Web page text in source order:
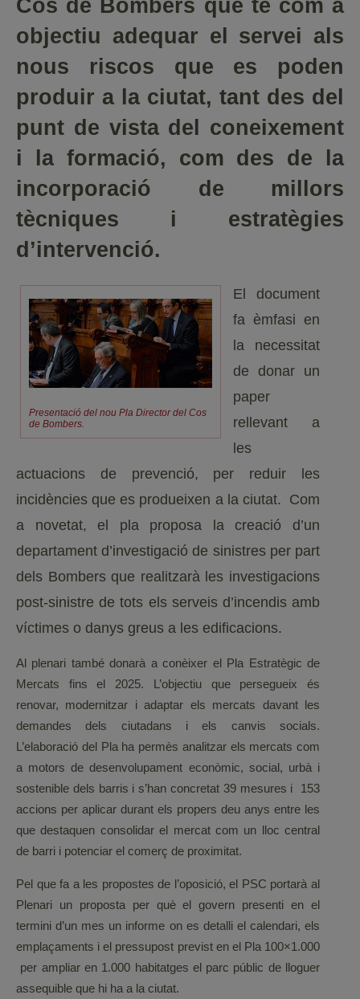
Cos de Bombers que té com a
objectiu adequar el servei als
nous riscos que es poden
produir a la ciutat, tant des del
punt de vista del coneixement
i la formació, com des de la
incorporació de millors
tècniques i estratègies
d’intervenció.
Presentació del nou Pla Director del Cos
de Bombers.
El document
fa èmfasi en
la necessitat
de donar un
paper
rellevant a
les
actuacions de prevenció, per reduir les
incidències que es produeixen a la ciutat. Com
a novetat, el pla proposa la creació d’un
departament d’investigació de sinistres per part
dels Bombers que realitzarà les investigacions
post-sinistre de tots els serveis d’incendis amb
víctimes o danys greus a les edificacions.
Al plenari també donarà a conèixer el Pla Estratègic de
Mercats fins el 2025. L’objectiu que persegueix és
renovar, modernitzar i adaptar els mercats davant les
demandes dels ciutadans i els canvis socials.
L’elaboració del Pla ha permès analitzar els mercats com
a motors de desenvolupament econòmic, social, urbà i
sostenible dels barris i s’han concretat 39 mesures i 153
accions per aplicar durant els propers deu anys entre les
que destaquen consolidar el mercat com un lloc central
de barri i potenciar el comerç de proximitat.
Pel que fa a les propostes de l’oposició, el PSC portarà al
Plenari un proposta per què el govern presenti en el
termini d’un mes un informe on es detalli el calendari, els
emplaçaments i el pressupost previst en el Pla 100×1.000
per ampliar en 1.000 habitatges el parc públic de lloguer
assequible que hi ha a la ciutat.